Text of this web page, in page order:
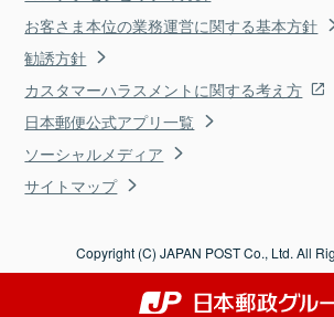
お客さま本位の業務運営に関する基本方針
勧誘方針
カスタマーハラスメントに関する考え方
日本郵便公式アプリ一覧
ソーシャルメディア
サイトマップ
Copyright (C) JAPAN POST Co., Ltd. All